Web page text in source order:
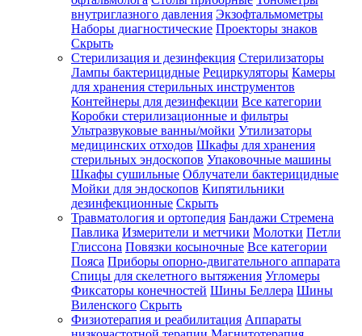
внутриглазного давления Экзофтальмометры
Наборы диагностические Проекторы знаков
Скрыть
Стерилизация и дезинфекция Стерилизаторы
Лампы бактерицидные Рециркуляторы Камеры
для хранения стерильных инструментов
Контейнеры для дезинфекции Все категории
Коробки стерилизационные и фильтры
Ультразвуковые ванны/мойки Утилизаторы
медицинских отходов Шкафы для хранения
стерильных эндоскопов Упаковочные машины
Шкафы сушильные Облучатели бактерицидные
Мойки для эндоскопов Кипятильники
дезинфекционные Скрыть
Травматология и ортопедия Бандажи Стремена
Павлика Измерители и метчики Молотки Петли
Глиссона Повязки косыночные Все категории
Пояса Приборы опорно-двигательного аппарата
Спицы для скелетного вытяжения Угломеры
Фиксаторы конечностей Шины Беллера Шины
Виленского Скрыть
Физиотерапия и реабилитация Аппараты